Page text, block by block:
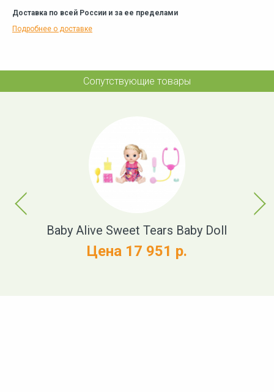
Доставка по всей России и за ее пределами
Подробнее о доставке
Сопутствующие товары
Previous
Baby Alive Sweet Tears Baby Doll
Цена 17 951 р.
Next